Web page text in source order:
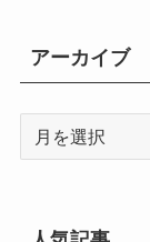
リ
ー
アーカイブ